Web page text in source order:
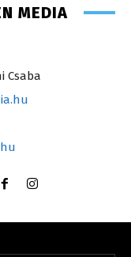
MEDIA
Csaba